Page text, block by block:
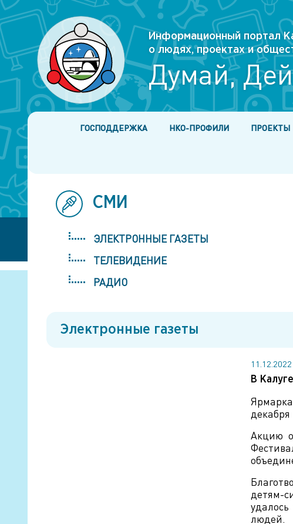
Информационный портал
о людях, проектах и
Думай,
ГОСПОДДЕРЖКА НКО-ПРОФИЛИ ПРОЕКТЫ
СМИ
ЭЛЕКТРОННЫЕ ГАЗЕТЫ
ТЕЛЕВИДЕНИЕ
РАДИО
Электронные газеты
11.12.2022
В
Акцию
детям-
людей.